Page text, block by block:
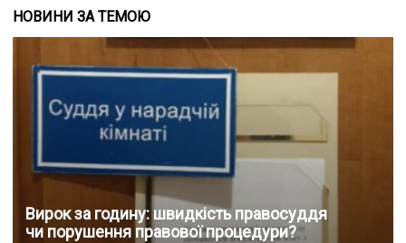
НОВИНИ ЗА ТЕМОЮ
Вирок за годину: швидкість правосуддя
чи порушення правової процедури?